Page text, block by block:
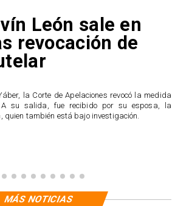
León sale en
revocación de
la Corte de Apelaciones revocó la medida
A su salida, fue recibido por su esposa, la
también está bajo investigación.
MÁS NOTICIAS